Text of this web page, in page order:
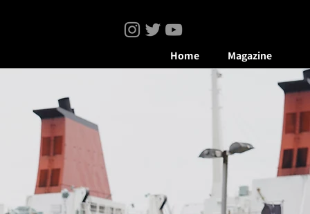
Home Magazine